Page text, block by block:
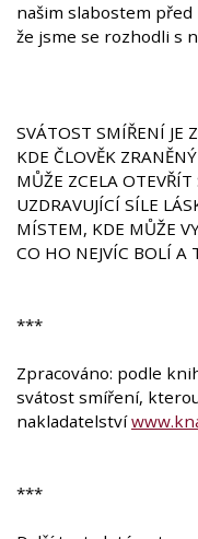
našim slabostem
že jsme se rozhodli s
SVÁTOST SMÍŘENÍ JE
KDE ČLOVĚK
MŮŽE ZCELA OTEVŘÍT
UZDRAVUJÍCÍ SÍLE
MÍSTEM, KDE MŮŽE
CO HO NEJVÍC BOLÍ A
***
Zpracováno: podle
svátost smíření,
nakladatelství
***